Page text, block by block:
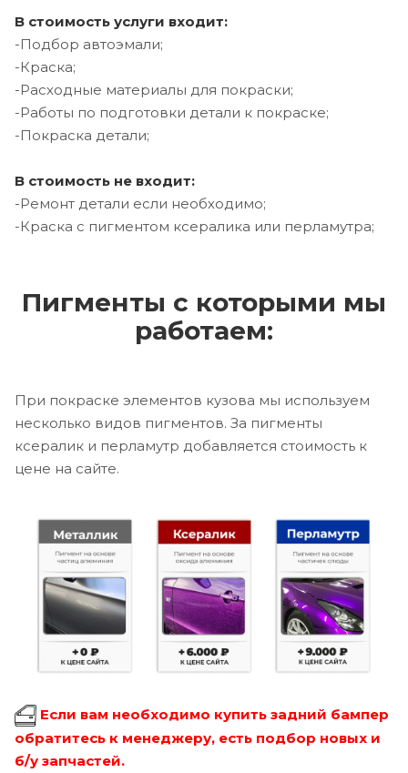
В стоимость услуги входит:
-Подбор автоэмали;
-Краска;
-Расходные материалы для покраски;
-Работы по подготовки детали к покраске;
-Покраска детали;
В стоимость не входит:
-Ремонт детали если необходимо;
-Краска с пигментом ксералика или перламутра;
Пигменты с которыми мы
работаем:
При покраске элементов кузова мы используем
несколько видов пигментов. За пигменты
ксералик и перламутр добавляется стоимость к
цене на сайте.
Если вам необходимо купить задний бампер
обратитесь к менеджеру, есть подбор новых и
б/у запчастей.